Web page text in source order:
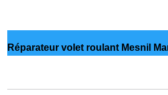
Réparateur volet roulant Mesnil